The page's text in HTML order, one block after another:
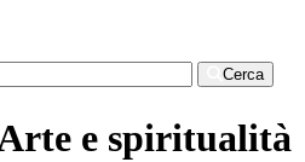
Cerca
e spiritualità